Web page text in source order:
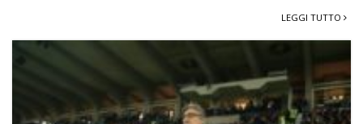
LEGGI TUTTO